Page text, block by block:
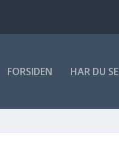
FOR­SI­DEN HAR DU